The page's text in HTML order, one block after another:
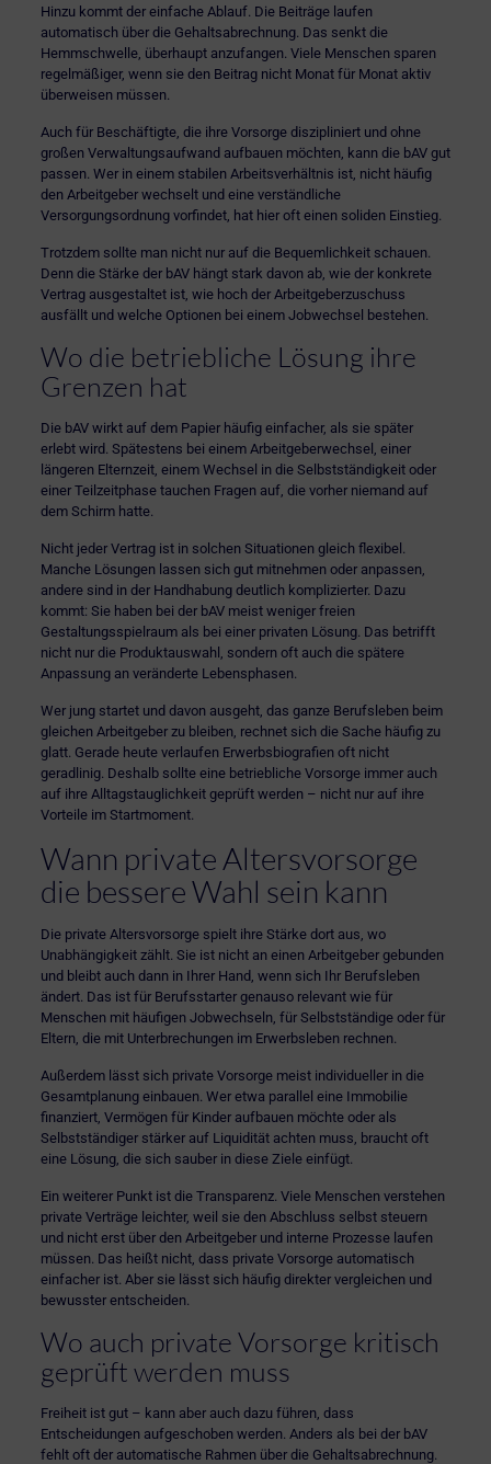
Hinzu kommt der einfache Ablauf. Die Beiträge laufen
automatisch über die Gehaltsabrechnung. Das senkt die
Hemmschwelle, überhaupt anzufangen. Viele Menschen sparen
regelmäßiger, wenn sie den Beitrag nicht Monat für Monat aktiv
überweisen müssen.
Auch für Beschäftigte, die ihre Vorsorge diszipliniert und ohne
großen Verwaltungsaufwand aufbauen möchten, kann die bAV gut
passen. Wer in einem stabilen Arbeitsverhältnis ist, nicht häufig
den Arbeitgeber wechselt und eine verständliche
Versorgungsordnung vorfindet, hat hier oft einen soliden Einstieg.
Trotzdem sollte man nicht nur auf die Bequemlichkeit schauen.
Denn die Stärke der bAV hängt stark davon ab, wie der konkrete
Vertrag ausgestaltet ist, wie hoch der Arbeitgeberzuschuss
ausfällt und welche Optionen bei einem Jobwechsel bestehen.
Wo die betriebliche Lösung ihre
Grenzen hat
Die bAV wirkt auf dem Papier häufig einfacher, als sie später
erlebt wird. Spätestens bei einem Arbeitgeberwechsel, einer
längeren Elternzeit, einem Wechsel in die Selbstständigkeit oder
einer Teilzeitphase tauchen Fragen auf, die vorher niemand auf
dem Schirm hatte.
Nicht jeder Vertrag ist in solchen Situationen gleich flexibel.
Manche Lösungen lassen sich gut mitnehmen oder anpassen,
andere sind in der Handhabung deutlich komplizierter. Dazu
kommt: Sie haben bei der bAV meist weniger freien
Gestaltungsspielraum als bei einer privaten Lösung. Das betrifft
nicht nur die Produktauswahl, sondern oft auch die spätere
Anpassung an veränderte Lebensphasen.
Wer jung startet und davon ausgeht, das ganze Berufsleben beim
gleichen Arbeitgeber zu bleiben, rechnet sich die Sache häufig zu
glatt. Gerade heute verlaufen Erwerbsbiografien oft nicht
geradlinig. Deshalb sollte eine betriebliche Vorsorge immer auch
auf ihre Alltagstauglichkeit geprüft werden – nicht nur auf ihre
Vorteile im Startmoment.
Wann private Altersvorsorge
die bessere Wahl sein kann
Die private Altersvorsorge spielt ihre Stärke dort aus, wo
Unabhängigkeit zählt. Sie ist nicht an einen Arbeitgeber gebunden
und bleibt auch dann in Ihrer Hand, wenn sich Ihr Berufsleben
ändert. Das ist für Berufsstarter genauso relevant wie für
Menschen mit häufigen Jobwechseln, für Selbstständige oder für
Eltern, die mit Unterbrechungen im Erwerbsleben rechnen.
Außerdem lässt sich private Vorsorge meist individueller in die
Gesamtplanung einbauen. Wer etwa parallel eine Immobilie
finanziert, Vermögen für Kinder aufbauen möchte oder als
Selbstständiger stärker auf Liquidität achten muss, braucht oft
eine Lösung, die sich sauber in diese Ziele einfügt.
Ein weiterer Punkt ist die Transparenz. Viele Menschen verstehen
private Verträge leichter, weil sie den Abschluss selbst steuern
und nicht erst über den Arbeitgeber und interne Prozesse laufen
müssen. Das heißt nicht, dass private Vorsorge automatisch
einfacher ist. Aber sie lässt sich häufig direkter vergleichen und
bewusster entscheiden.
Wo auch private Vorsorge kritisch
geprüft werden muss
Freiheit ist gut – kann aber auch dazu führen, dass
Entscheidungen aufgeschoben werden. Anders als bei der bAV
fehlt oft der automatische Rahmen über die Gehaltsabrechnung.